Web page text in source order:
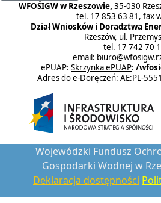
WFOŚIGW w Rzeszowie, 35-030
tel. 17 853 63 81, fax
Dział Wniosków i Doradztwa
Rzeszów, ul.
tel. 17 742 70
email:
ePUAP: Skrzynka ePUAP: /
Adres do e-Doręczeń: AE:PL-
Wojewódzki Fundusz
Gospodarki Wodnej w
Deklaracja dostępności